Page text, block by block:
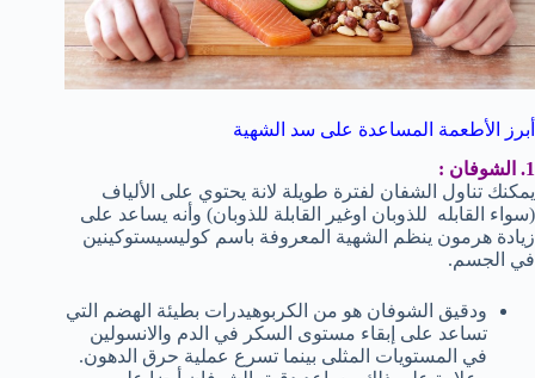
أبرز الأطعمة المساعدة على سد الشهية
1. الشوفان :
يمكنك تناول الشفان لفترة طويلة لانة يحتوي على الألياف
(سواء القابله للذوبان اوغير القابلة للذوبان) وأنه يساعد على
زيادة هرمون ينظم الشهية المعروفة باسم كوليسيستوكينين
في الجسم.
ودقيق الشوفان هو من الكربوهيدرات بطيئة الهضم التي
تساعد على إبقاء مستوى السكر في الدم والانسولين
في المستويات المثلى بينما تسرع عملية حرق الدهون.